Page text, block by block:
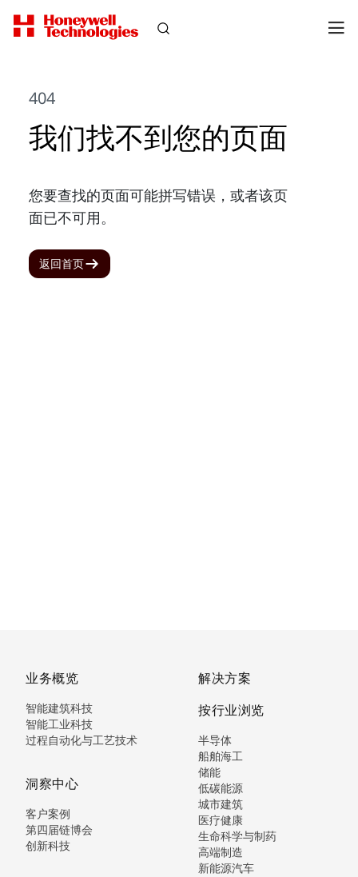
404
我们找不到您的页面
您要查找的页面可能拼写错误，或者该页
面已不可用。
返回首页
业务概览
智能建筑科技
智能工业科技
过程自动化与工艺技术
洞察中心
客户案例
第四届链博会
创新科技
解决方案
按行业浏览
半导体
船舶海工
储能
低碳能源
城市建筑
医疗健康
生命科学与制药
高端制造
新能源汽车